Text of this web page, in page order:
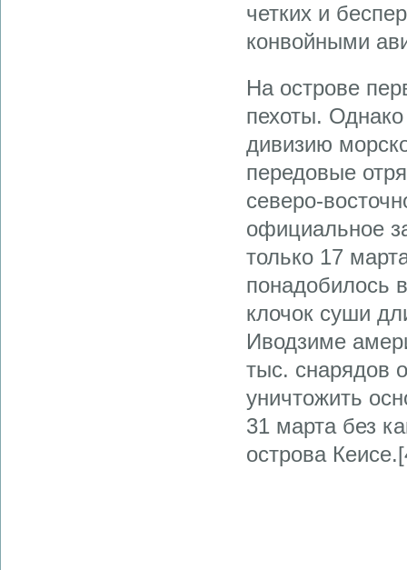
четких и
конвойными
На острове
пехоты.
дивизию
передовые
северо-
официальное
только 17
понадобилось
клочок суши
Иводзиме
тыс. снарядов
уничтожить
31 марта без
острова